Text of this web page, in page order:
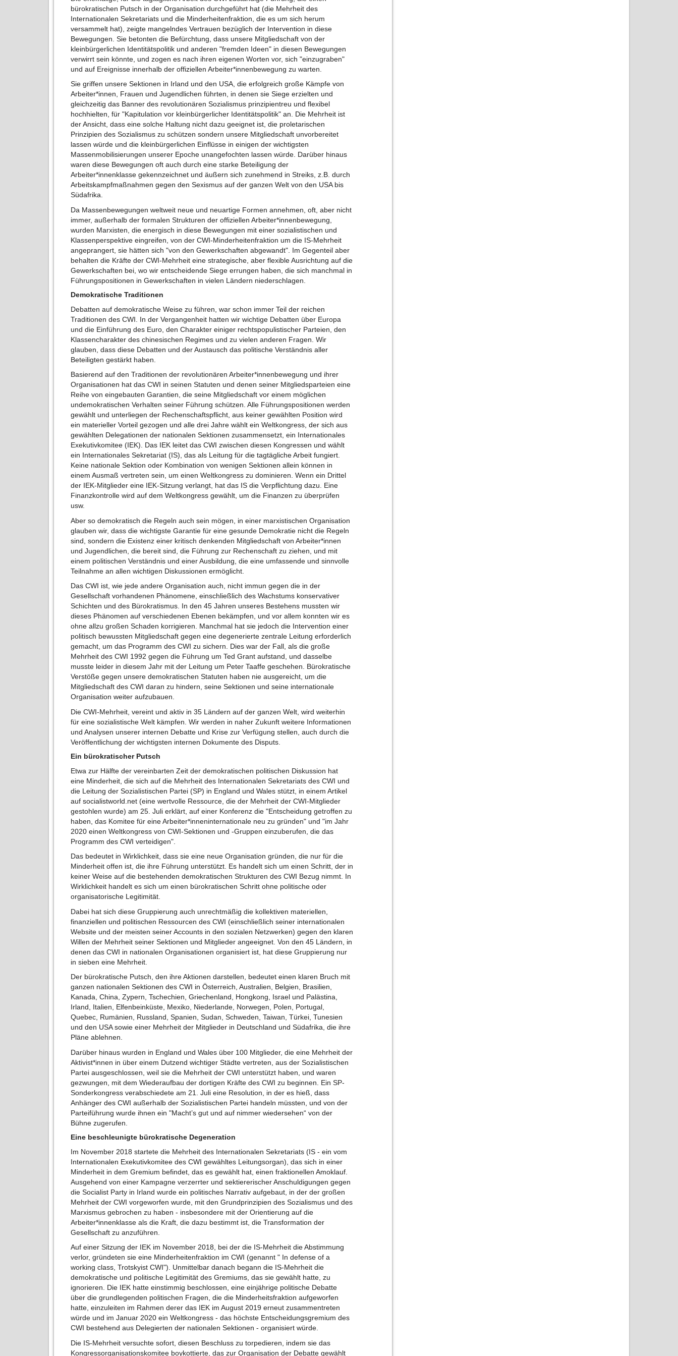
bürokratischen Putsch in der Organisation durchgeführt hat (die Mehrheit des
Internationalen Sekretariats und die Minderheitenfraktion, die es um sich herum
versammelt hat), zeigte mangelndes Vertrauen bezüglich der Intervention in diese
Bewegungen. Sie betonten die Befürchtung, dass unsere Mitgliedschaft von der
kleinbürgerlichen Identitätspolitik und anderen "fremden Ideen" in diesen Bewegungen
verwirrt sein könnte, und zogen es nach ihren eigenen Worten vor, sich "einzugraben"
und auf Ereignisse innerhalb der offiziellen Arbeiter*innenbewegung zu warten.
Sie griffen unsere Sektionen in Irland und den USA, die erfolgreich große Kämpfe von
Arbeiter*innen, Frauen und Jugendlichen führten, in denen sie Siege erzielten und
gleichzeitig das Banner des revolutionären Sozialismus prinzipientreu und flexibel
hochhielten, für "Kapitulation vor kleinbürgerlicher Identitätspolitik" an. Die Mehrheit ist
der Ansicht, dass eine solche Haltung nicht dazu geeignet ist, die proletarischen
Prinzipien des Sozialismus zu schützen sondern unsere Mitgliedschaft unvorbereitet
lassen würde und die kleinbürgerlichen Einflüsse in einigen der wichtigsten
Massenmobilisierungen unserer Epoche unangefochten lassen würde. Darüber hinaus
waren diese Bewegungen oft auch durch eine starke Beteiligung der
Arbeiter*innenklasse gekennzeichnet und äußern sich zunehmend in Streiks, z.B. durch
Arbeitskampfmaßnahmen gegen den Sexismus auf der ganzen Welt von den USA bis
Südafrika.
Da Massenbewegungen weltweit neue und neuartige Formen annehmen, oft, aber nicht
immer, außerhalb der formalen Strukturen der offiziellen Arbeiter*innenbewegung,
wurden Marxisten, die energisch in diese Bewegungen mit einer sozialistischen und
Klassenperspektive eingreifen, von der CWI-Minderheitenfraktion um die IS-Mehrheit
angeprangert, sie hätten sich "von den Gewerkschaften abgewandt". Im Gegenteil aber
behalten die Kräfte der CWI-Mehrheit eine strategische, aber flexible Ausrichtung auf die
Gewerkschaften bei, wo wir entscheidende Siege errungen haben, die sich manchmal in
Führungspositionen in Gewerkschaften in vielen Ländern niederschlagen.
Demokratische Traditionen
Debatten auf demokratische Weise zu führen, war schon immer Teil der reichen
Traditionen des CWI. In der Vergangenheit hatten wir wichtige Debatten über Europa
und die Einführung des Euro, den Charakter einiger rechtspopulistischer Parteien, den
Klassencharakter des chinesischen Regimes und zu vielen anderen Fragen. Wir
glauben, dass diese Debatten und der Austausch das politische Verständnis aller
Beteiligten gestärkt haben.
Basierend auf den Traditionen der revolutionären Arbeiter*innenbewegung und ihrer
Organisationen hat das CWI in seinen Statuten und denen seiner Mitgliedsparteien eine
Reihe von eingebauten Garantien, die seine Mitgliedschaft vor einem möglichen
undemokratischen Verhalten seiner Führung schützen. Alle Führungspositionen werden
gewählt und unterliegen der Rechenschaftspflicht, aus keiner gewählten Position wird
ein materieller Vorteil gezogen und alle drei Jahre wählt ein Weltkongress, der sich aus
gewählten Delegationen der nationalen Sektionen zusammensetzt, ein Internationales
Exekutivkomitee (IEK). Das IEK leitet das CWI zwischen diesen Kongressen und wählt
ein Internationales Sekretariat (IS), das als Leitung für die tagtägliche Arbeit fungiert.
Keine nationale Sektion oder Kombination von wenigen Sektionen allein können in
einem Ausmaß vertreten sein, um einen Weltkongress zu dominieren. Wenn ein Drittel
der IEK-Mitglieder eine IEK-Sitzung verlangt, hat das IS die Verpflichtung dazu. Eine
Finanzkontrolle wird auf dem Weltkongress gewählt, um die Finanzen zu überprüfen
usw.
Aber so demokratisch die Regeln auch sein mögen, in einer marxistischen Organisation
glauben wir, dass die wichtigste Garantie für eine gesunde Demokratie nicht die Regeln
sind, sondern die Existenz einer kritisch denkenden Mitgliedschaft von Arbeiter*innen
und Jugendlichen, die bereit sind, die Führung zur Rechenschaft zu ziehen, und mit
einem politischen Verständnis und einer Ausbildung, die eine umfassende und sinnvolle
Teilnahme an allen wichtigen Diskussionen ermöglicht.
Das CWI ist, wie jede andere Organisation auch, nicht immun gegen die in der
Gesellschaft vorhandenen Phänomene, einschließlich des Wachstums konservativer
Schichten und des Bürokratismus. In den 45 Jahren unseres Bestehens mussten wir
dieses Phänomen auf verschiedenen Ebenen bekämpfen, und vor allem konnten wir es
ohne allzu großen Schaden korrigieren. Manchmal hat sie jedoch die Intervention einer
politisch bewussten Mitgliedschaft gegen eine degenerierte zentrale Leitung erforderlich
gemacht, um das Programm des CWI zu sichern. Dies war der Fall, als die große
Mehrheit des CWI 1992 gegen die Führung um Ted Grant aufstand, und dasselbe
musste leider in diesem Jahr mit der Leitung um Peter Taaffe geschehen. Bürokratische
Verstöße gegen unsere demokratischen Statuten haben nie ausgereicht, um die
Mitgliedschaft des CWI daran zu hindern, seine Sektionen und seine internationale
Organisation weiter aufzubauen.
Die CWI-Mehrheit, vereint und aktiv in 35 Ländern auf der ganzen Welt, wird weiterhin
für eine sozialistische Welt kämpfen. Wir werden in naher Zukunft weitere Informationen
und Analysen unserer internen Debatte und Krise zur Verfügung stellen, auch durch die
Veröffentlichung der wichtigsten internen Dokumente des Disputs.
Ein bürokratischer Putsch
Etwa zur Hälfte der vereinbarten Zeit der demokratischen politischen Diskussion hat
eine Minderheit, die sich auf die Mehrheit des Internationalen Sekretariats des CWI und
die Leitung der Sozialistischen Partei (SP) in England und Wales stützt, in einem Artikel
auf socialistworld.net (eine wertvolle Ressource, die der Mehrheit der CWI-Mitglieder
gestohlen wurde) am 25. Juli erklärt, auf einer Konferenz die "Entscheidung getroffen zu
haben, das Komitee für eine Arbeiter*inneninternationale neu zu gründen" und "im Jahr
2020 einen Weltkongress von CWI-Sektionen und -Gruppen einzuberufen, die das
Programm des CWI verteidigen".
Das bedeutet in Wirklichkeit, dass sie eine neue Organisation gründen, die nur für die
Minderheit offen ist, die ihre Führung unterstützt. Es handelt sich um einen Schritt, der in
keiner Weise auf die bestehenden demokratischen Strukturen des CWI Bezug nimmt. In
Wirklichkeit handelt es sich um einen bürokratischen Schritt ohne politische oder
organisatorische Legitimität.
Dabei hat sich diese Gruppierung auch unrechtmäßig die kollektiven materiellen,
finanziellen und politischen Ressourcen des CWI (einschließlich seiner internationalen
Website und der meisten seiner Accounts in den sozialen Netzwerken) gegen den klaren
Willen der Mehrheit seiner Sektionen und Mitglieder angeeignet. Von den 45 Ländern, in
denen das CWI in nationalen Organisationen organisiert ist, hat diese Gruppierung nur
in sieben eine Mehrheit.
Der bürokratische Putsch, den ihre Aktionen darstellen, bedeutet einen klaren Bruch mit
ganzen nationalen Sektionen des CWI in Österreich, Australien, Belgien, Brasilien,
Kanada, China, Zypern, Tschechien, Griechenland, Hongkong, Israel und Palästina,
Irland, Italien, Elfenbeinküste, Mexiko, Niederlande, Norwegen, Polen, Portugal,
Quebec, Rumänien, Russland, Spanien, Sudan, Schweden, Taiwan, Türkei, Tunesien
und den USA sowie einer Mehrheit der Mitglieder in Deutschland und Südafrika, die ihre
Pläne ablehnen.
Darüber hinaus wurden in England und Wales über 100 Mitglieder, die eine Mehrheit der
Aktivist*innen in über einem Dutzend wichtiger Städte vertreten, aus der Sozialistischen
Partei ausgeschlossen, weil sie die Mehrheit der CWI unterstützt haben, und waren
gezwungen, mit dem Wiederaufbau der dortigen Kräfte des CWI zu beginnen. Ein SP-
Sonderkongress verabschiedete am 21. Juli eine Resolution, in der es hieß, dass
Anhänger des CWI außerhalb der Sozialistischen Partei handeln müssten, und von der
Parteiführung wurde ihnen ein "Macht’s gut und auf nimmer wiedersehen“ von der
Bühne zugerufen.
Eine beschleunigte bürokratische Degeneration
Im November 2018 startete die Mehrheit des Internationalen Sekretariats (IS - ein vom
Internationalen Exekutivkomitee des CWI gewähltes Leitungsorgan), das sich in einer
Minderheit in dem Gremium befindet, das es gewählt hat, einen fraktionellen Amoklauf.
Ausgehend von einer Kampagne verzerrter und sektiererischer Anschuldigungen gegen
die Socialist Party in Irland wurde ein politisches Narrativ aufgebaut, in der der großen
Mehrheit der CWI vorgeworfen wurde, mit den Grundprinzipien des Sozialismus und des
Marxismus gebrochen zu haben - insbesondere mit der Orientierung auf die
Arbeiter*innenklasse als die Kraft, die dazu bestimmt ist, die Transformation der
Gesellschaft zu anzuführen.
Auf einer Sitzung der IEK im November 2018, bei der die IS-Mehrheit die Abstimmung
verlor, gründeten sie eine Minderheitenfraktion im CWI (genannt " In defense of a
working class, Trotskyist CWI"). Unmittelbar danach begann die IS-Mehrheit die
demokratische und politische Legitimität des Gremiums, das sie gewählt hatte, zu
ignorieren. Die IEK hatte einstimmig beschlossen, eine einjährige politische Debatte
über die grundlegenden politischen Fragen, die die Minderheitsfraktion aufgeworfen
hatte, einzuleiten im Rahmen derer das IEK im August 2019 erneut zusammentreten
würde und im Januar 2020 ein Weltkongress - das höchste Entscheidungsgremium des
CWI bestehend aus Delegierten der nationalen Sektionen - organisiert würde.
Die IS-Mehrheit versuchte sofort, diesen Beschluss zu torpedieren, indem sie das
Kongressorganisationskomitee boykottierte, das zur Organisation der Debatte gewählt